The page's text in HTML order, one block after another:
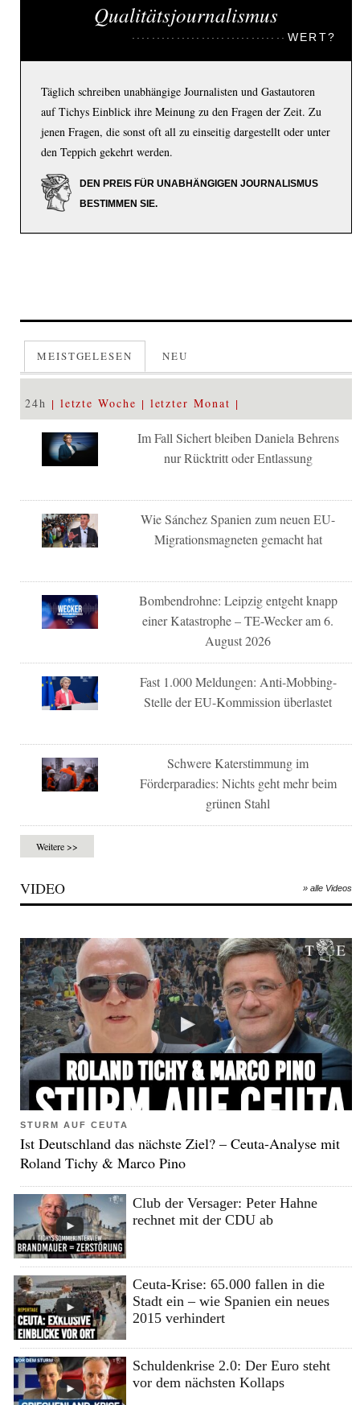
Qualitätsjournalismus
WERT?
Täglich schreiben unabhängige Journalisten und Gastautoren
auf Tichys Einblick ihre Meinung zu den Fragen der Zeit. Zu
jenen Fragen, die sonst oft all zu einseitig dargestellt oder unter
den Teppich gekehrt werden.
DEN PREIS FÜR UNABHÄNGIGEN JOURNALISMUS
BESTIMMEN SIE.
MEISTGELESEN NEU
24h letzte Woche letzter Monat
Im Fall Sichert bleiben Daniela Behrens
nur Rücktritt oder Entlassung
Wie Sánchez Spanien zum neuen EU-
Migrationsmagneten gemacht hat
Bombendrohne: Leipzig entgeht knapp
einer Katastrophe – TE-Wecker am 6.
August 2026
Fast 1.000 Meldungen: Anti-Mobbing-
Stelle der EU-Kommission überlastet
Schwere Katerstimmung im
Förderparadies: Nichts geht mehr beim
grünen Stahl
Weitere >>
VIDEO » alle Videos
STURM AUF CEUTA
Ist Deutschland das nächste Ziel? – Ceuta-Analyse mit
Roland Tichy & Marco Pino
Club der Versager: Peter Hahne
rechnet mit der CDU ab
Ceuta-Krise: 65.000 fallen in die
Stadt ein – wie Spanien ein neues
2015 verhindert
Schuldenkrise 2.0: Der Euro steht
vor dem nächsten Kollaps